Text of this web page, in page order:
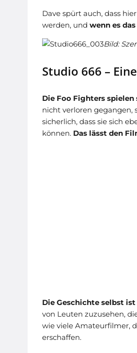
Dave spürt auch, dass
werden, und wenn es
Bild:
Studio 666 –
Die Foo Fighters spielen
nicht verloren gegangen,
sicherlich, dass sie sich
können. Das lässt den
Die Geschichte selbst
von Leuten zuzusehen,
wie viele Amateurfilmer,
erschaffen.